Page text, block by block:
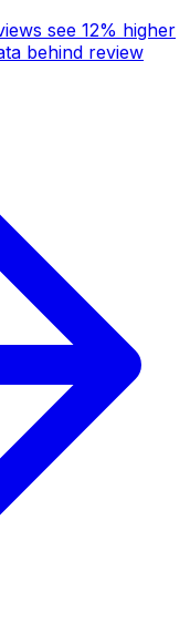
see 12% higher
behind review